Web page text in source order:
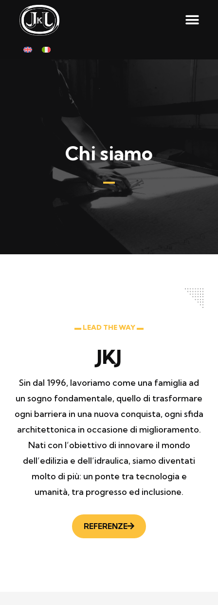
Chi siamo
▬ LEAD THE WAY ▬
JKJ
Sin dal 1996, lavoriamo come una famiglia ad
un sogno fondamentale, quello di trasformare
ogni barriera in una nuova conquista, ogni sfida
architettonica in occasione di miglioramento.
Nati con l’obiettivo di innovare il mondo
dell’edilizia e dell’idraulica, siamo diventati
molto di più: un ponte tra tecnologia e
umanità, tra progresso ed inclusione.
REFERENZE